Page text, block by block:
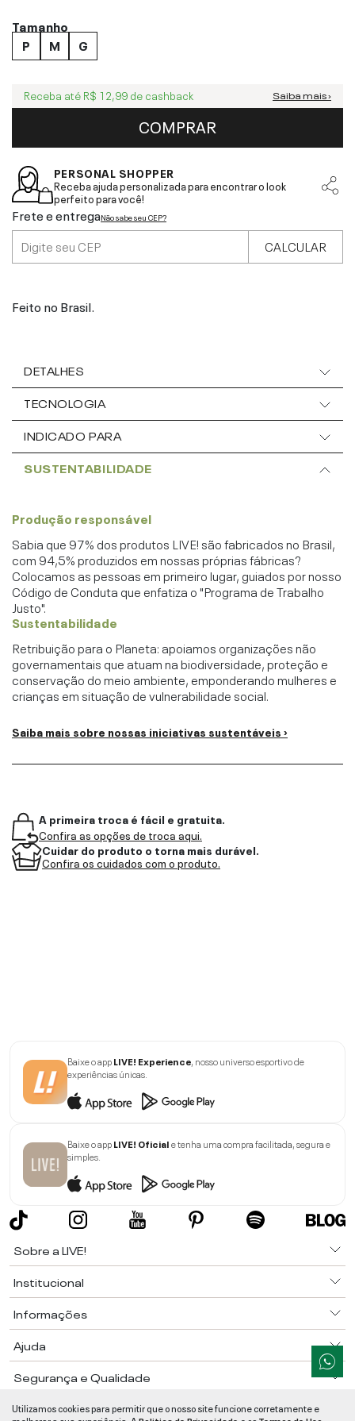
Tamanho
P
M G
Receba até R$ 12,99 de cashback Saiba mais ›
COMPRAR
PERSONAL SHOPPER
Receba ajuda personalizada para encontrar o look
perfeito para você!
Frete e entregaNão sabe seu CEP?
CALCULAR
Feito no Brasil.
DETALHES
TECNOLOGIA
INDICADO PARA
SUSTENTABILIDADE
Produção responsável
Sabia que 97% dos produtos LIVE! são fabricados no Brasil,
com 94,5% produzidos em nossas próprias fábricas?
Colocamos as pessoas em primeiro lugar, guiados por nosso
Código de Conduta que enfatiza o "Programa de Trabalho
Justo".
Sustentabilidade
Retribuição para o Planeta: apoiamos organizações não
governamentais que atuam na biodiversidade, proteção e
conservação do meio ambiente, emponderando mulheres e
crianças em situação de vulnerabilidade social.
Saiba mais sobre nossas iniciativas sustentáveis ›
A primeira troca é fácil e gratuita.
Confira as opções de troca aqui.
Cuidar do produto o torna mais durável.
Confira os cuidados com o produto.
Baixe o appLIVE! Experience , nosso universo esportivo de
experiências únicas.
Baixe o appLIVE! Oficiale tenha uma compra facilitada, segura e
simples.
Sobre a LIVE!
Institucional
Informações
Ajuda
Segurança e Qualidade
DA COSTA, 1600 - BAIRRO VIEIRA - CEP 89257-207-JARAGUÁ DO SUL/SC
Utilizamos cookies para permitir que o nosso site funcione corretamente e